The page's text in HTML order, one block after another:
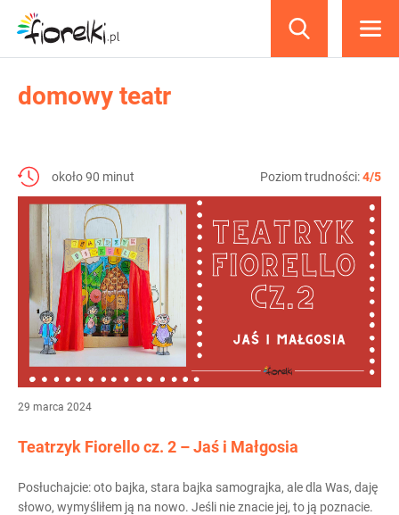
domowy teatr
około 90 minut Poziom trudności:4/5
29 marca 2024
Teatrzyk Fiorello cz. 2 – Jaś i Małgosia
Posłuchajcie: oto bajka, stara bajka samograjka, ale dla Was, daję
słowo, wymyśliłem ją na nowo. Jeśli nie znacie jej, to ją poznacie.